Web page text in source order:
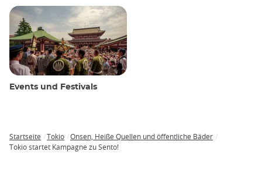
Events und Festivals
Breadcrumb
Startseite Tokio
Onsen, Heiße Quellen und öffentliche Bäder
Tokio startet Kampagne zu Sento!